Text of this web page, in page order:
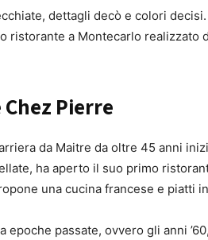
dettagli decò e colori
ristorante a Montecarlo realizzato
Pierre
da Maitre da oltre 45 anni
ha aperto il suo primo
una cucina francese e piatti
epoche passate, ovvero gli anni